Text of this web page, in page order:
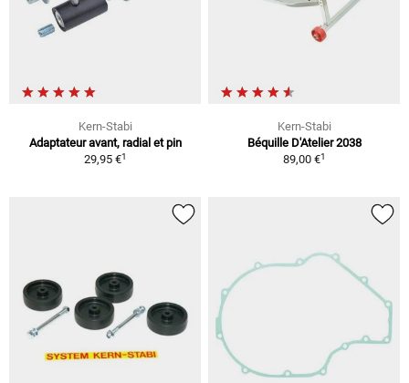
Kern-Stabi
Adaptateur avant, radial et pin
29,95 €1
Kern-Stabi
Béquille D'Atelier 2038
89,00 €1